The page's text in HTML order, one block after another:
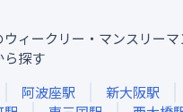
ウィークリー・マンスリーマ
ら探す
阿波座駅 新大阪駅